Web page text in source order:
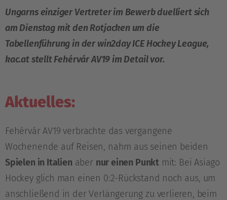
Ungarns einziger Vertreter im Bewerb duelliert sich
am Dienstag mit den Rotjacken um die
Tabellenführung in der win2day ICE Hockey League,
kac.at stellt Fehérvár AV19 im Detail vor.
Aktuelles:
Fehérvár AV19 verbrachte das vergangene
Wochenende auf Reisen, nahm aus seinen beiden
Spielen in Italien aber nur einen Punkt mit: Bei Asiago
Hockey glich man einen 0:2-Rückstand noch aus, um
anschließend in der Verlängerung zu verlieren, beim